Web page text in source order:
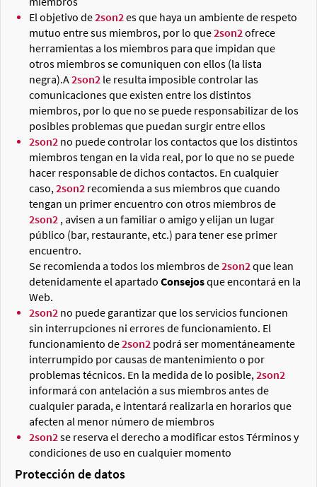
El objetivo de2son2 es que haya un ambiente de respeto
mutuo entre sus miembros, por lo que2son2 ofrece
herramientas a los miembros para que impidan que
otros miembros se comuniquen con ellos (la lista
negra).A2son2 le resulta imposible controlar las
comunicaciones que existen entre los distintos
miembros, por lo que no se puede responsabilizar de los
posibles problemas que puedan surgir entre ellos
2son2 no puede controlar los contactos que los distintos
miembros tengan en la vida real, por lo que no se puede
hacer responsable de dichos contactos. En cualquier
caso, 2son2 recomienda a sus miembros que cuando
tengan un primer encuentro con otros miembros de
2son2 , avisen a un familiar o amigo y elijan un lugar
público (bar, restaurante, etc.) para tener ese primer
encuentro.
Se recomienda a todos los miembros de2son2 que lean
detenidamente el apartado Consejosque encontará en la
Web.
2son2 no puede garantizar que los servicios funcionen
sin interrupciones ni errores de funcionamiento. El
funcionamiento de2son2 podrá ser momentáneamente
interrumpido por causas de mantenimiento o por
problemas técnicos. En la medida de lo posible, 2son2
informará con antelación a sus miembros antes de
cualquier parada, e intentará realizarla en horarios que
afecten al menor número de miembros
2son2 se reserva el derecho a modificar estos Términos y
condiciones de uso en cualquier momento
Protección de datos